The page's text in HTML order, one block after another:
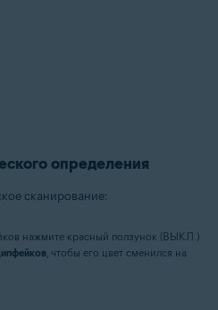
определения
сканирование:
нажмите красный ползунок (ВЫКЛ.)
, чтобы его цвет сменился на